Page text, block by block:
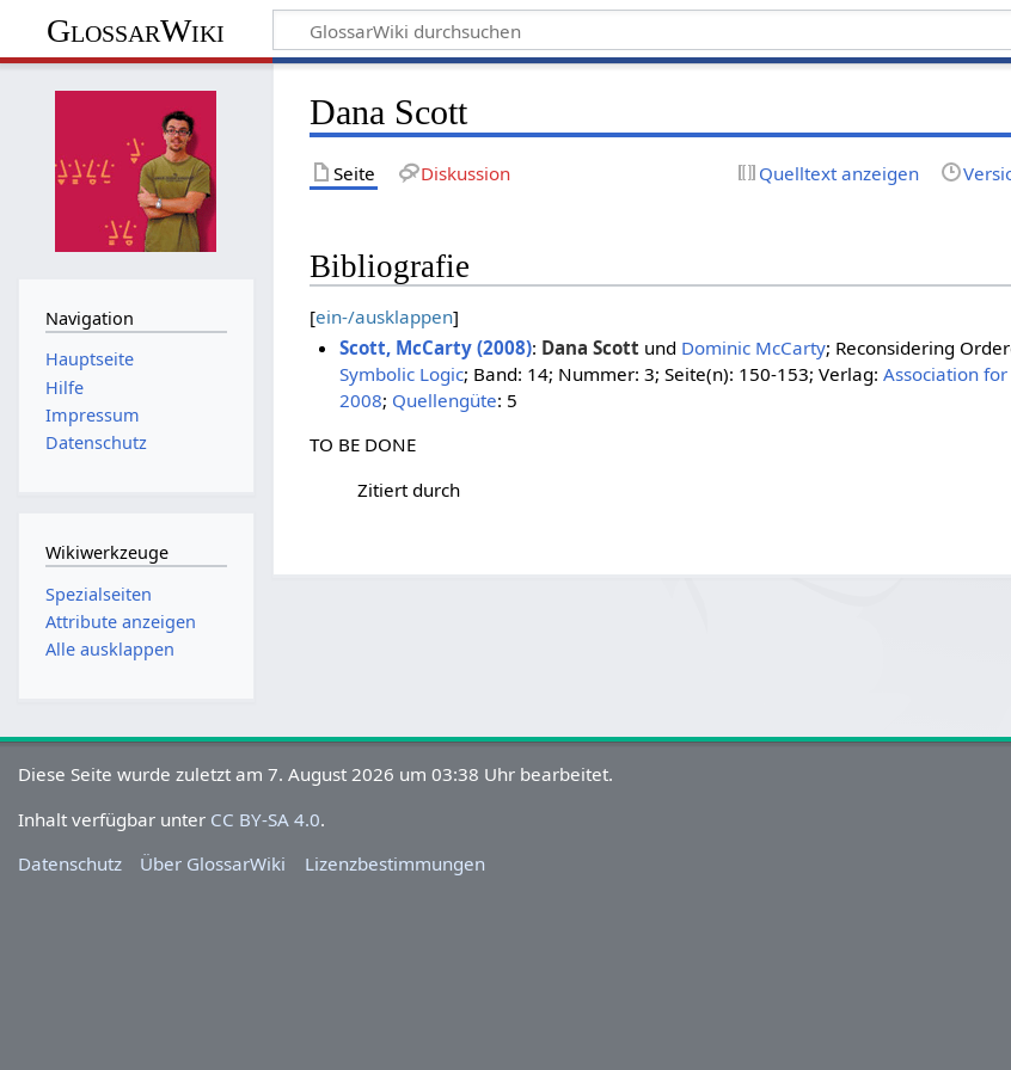
GlossarWiki
Dana Scott
Seite Diskussion Quelltext anzeigen
Bibliografie
[ein-/ausklappen]
Scott, McCarty (2008): Dana Scott und Dominic McCarty; Reconsidering
Symbolic Logic; Band: 14; Nummer: 3; Seite(n): 150-153; Verlag: Association
2008; Quellengüte: 5
TO BE DONE
Zitiert durch
Navigation
Hauptseite
Hilfe
Impressum
Datenschutz
Wikiwerkzeuge
Spezialseiten
Attribute anzeigen
Alle ausklappen
Diese Seite wurde zuletzt am 7. August 2026 um 03:38 Uhr bearbeitet.
Inhalt verfügbar unter CC BY-SA 4.0.
Datenschutz
Über GlossarWiki Lizenzbestimmungen